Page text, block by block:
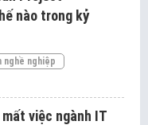
nào trong kỷ
nghề nghiệp
việc ngành IT